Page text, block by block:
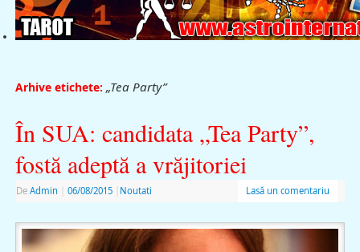
Arhive etichete: „Tea Party”
În SUA: candidata „Tea Party”,
fostă adeptă a vrăjitoriei
De Admin 06/08/2015 Noutati Lasă un comentariu